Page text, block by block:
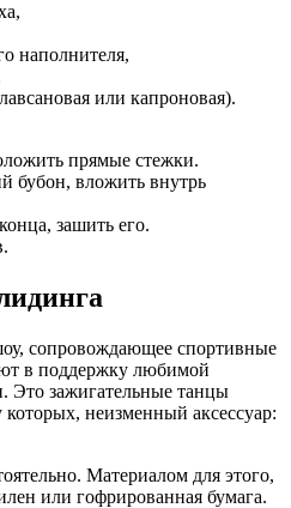
наполнителя,
или капроновая).
прямые стежки.
бубон, вложить внутрь
зашить его.
сопровождающее спортивные
в поддержку любимой
Это зажигательные танцы
неизменный аксессуар:
Материалом для этого,
или гофрированная бумага.